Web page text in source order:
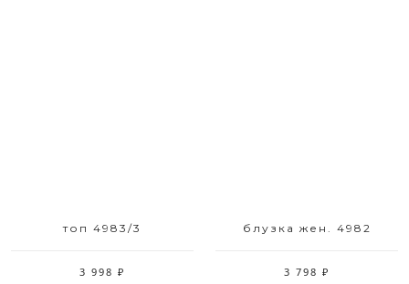
топ 4983/3
3 998 ₽
блузка жен. 4982
3 798 ₽